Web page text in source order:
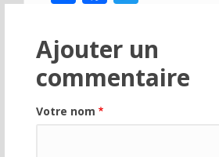
Ajouter un
commentaire
Votre nom